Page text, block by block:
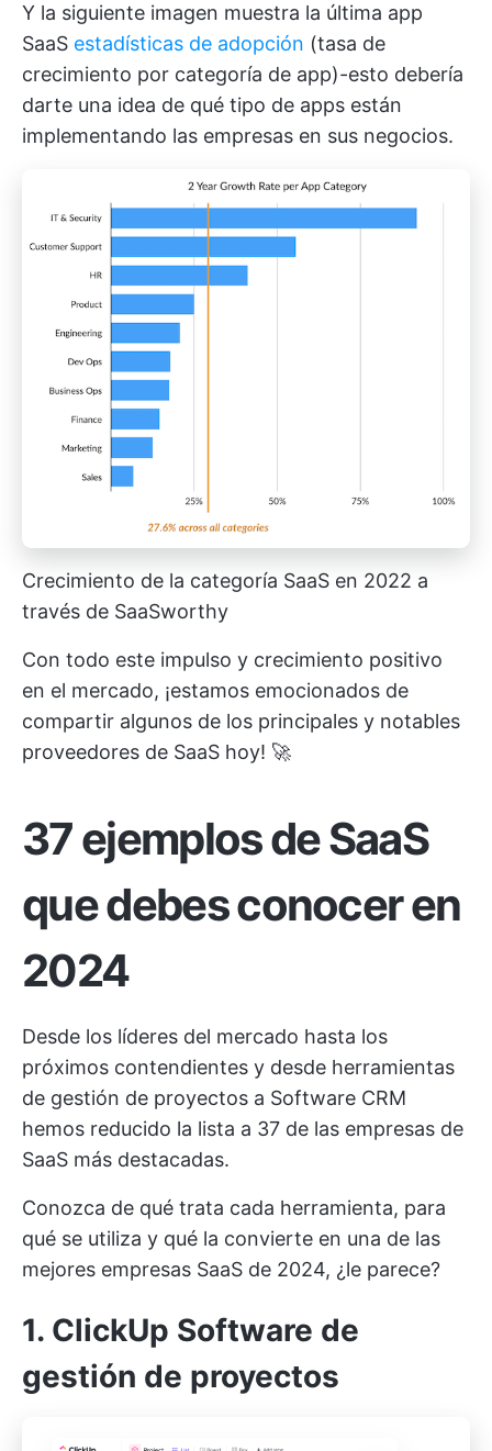
Y la siguiente imagen muestra la última app
SaaS estadísticas de adopción (tasa de
crecimiento por categoría de app)-esto debería
darte una idea de qué tipo de apps están
implementando las empresas en sus negocios.
Crecimiento de la categoría SaaS en 2022 a
través de SaaSworthy
Con todo este impulso y crecimiento positivo
en el mercado, ¡estamos emocionados de
compartir algunos de los principales y notables
proveedores de SaaS hoy! 🚀
37 ejemplos de SaaS
que debes conocer en
2024
Desde los líderes del mercado hasta los
próximos contendientes y desde herramientas
de gestión de proyectos a Software CRM
hemos reducido la lista a 37 de las empresas de
SaaS más destacadas.
Conozca de qué trata cada herramienta, para
qué se utiliza y qué la convierte en una de las
mejores empresas SaaS de 2024, ¿le parece?
1. ClickUp Software de
gestión de proyectos